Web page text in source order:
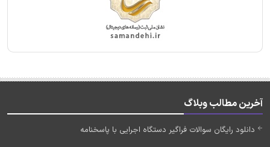
آخرین مطالب وبلاگ
دانلود رایگان سوالات فراگیر دستگاه اجرایی با پاسخنامه